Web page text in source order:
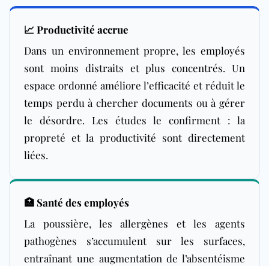
📈 Productivité accrue
Dans un environnement propre, les employés
sont moins distraits et plus concentrés. Un
espace ordonné améliore l’efficacité et réduit le
temps perdu à chercher documents ou à gérer
le désordre. Les études le confirment : la
propreté et la productivité sont directement
liées.
🏥 Santé des employés
La poussière, les allergènes et les agents
pathogènes s’accumulent sur les surfaces,
entraînant une augmentation de l’absentéisme